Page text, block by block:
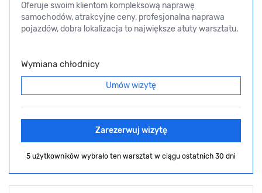
Oferuje swoim klientom kompleksową naprawę
samochodów, atrakcyjne ceny, profesjonalna naprawa
pojazdów, dobra lokalizacja to największe atuty warsztatu.
Wymiana chłodnicy
Umów wizytę
Zarezerwuj wizytę
5 użytkowników wybrało ten warsztat w ciągu ostatnich 30 dni